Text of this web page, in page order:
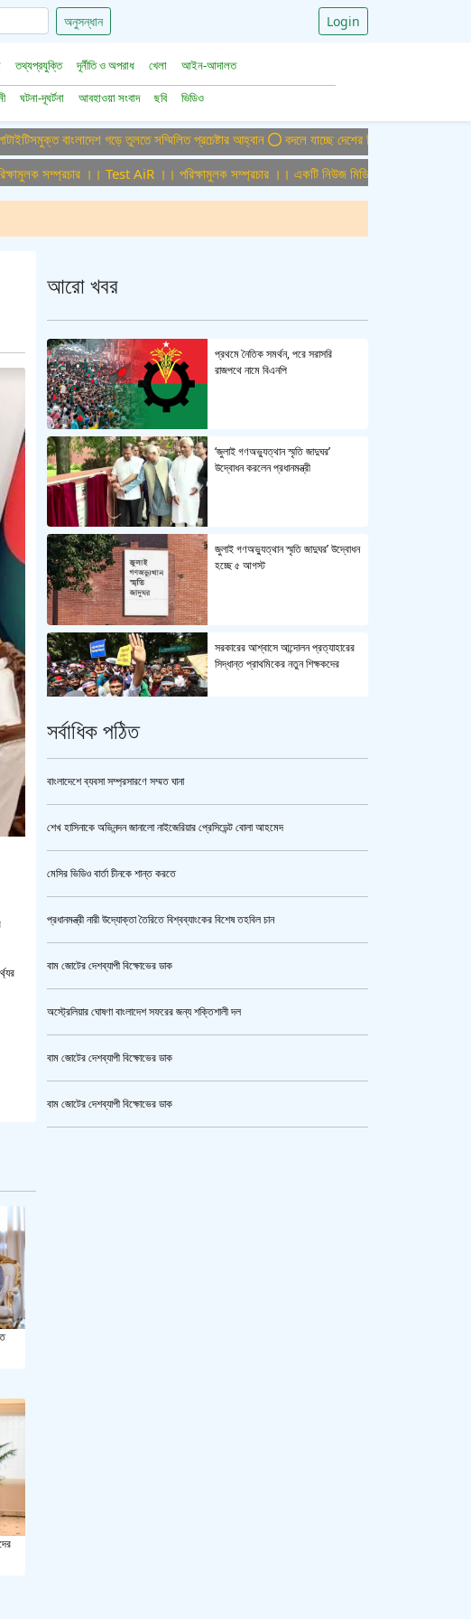
অনুসন্ধান Login
তথ্যপ্রযুক্তি দূর্নীতি ও অপরাধ খেলা
আইন-আদালত
ঘটনা-দূঘর্টনা আবহাওয়া সংবাদ ছবি ভিডিও
বাংলাদেশ গড়ে তুলতে সম্মিলিত প্রচেষ্টার আহ্বান বদলে যাচ্ছে দেশের বিমান ও পর্যটন খাত, ডিসেম্বরে
সম্প্রচার ।। Test AiR ।। পরিক্ষামুলক সম্প্রচার ।। একটি নিউজ মিডিয়া হাউজের জন্য অফিস
আরো খবর
প্রথমে নৈতিক সমর্থন, পরে সরাসরি
রাজপথে নামে বিএনপি
‘জুলাই গণঅভ্যুত্থান স্মৃতি জাদুঘর’
উদ্বোধন করলেন প্রধানমন্ত্রী
জুলাই গণঅভ্যুত্থান স্মৃতি জাদুঘর’ উদ্বোধন
হচ্ছে ৫ আগস্ট
সরকারের আশ্বাসে আন্দোলন প্রত্যাহারের
সিদ্ধান্ত প্রাথমিকের নতুন শিক্ষকদের
লাঠিয়াল বাহিনী নয় : স্বরাষ্ট্রমন্ত্রী
ক্যামেরার টান আজও অটুট, মঞ্চ-সিনেমা
এসএসসি ও সমমানের পরীক্ষার ফলাফল ১০
সর্বাধিক পঠিত
বাংলাদেশে ব্যবসা সম্প্রসারণে সম্মত ঘানা
শেখ হাসিনাকে অভিনন্দন জানালো নাইজেরিয়ার প্রেসিডেন্ট বোলা আহমেদ
মেসির ভিডিও বার্তা চীনকে শান্ত করতে
প্রধানমন্ত্রী নারী উদ্যোক্তা তৈরিতে বিশ্বব্যাংকের বিশেষ তহবিল চান
বাম জোটের দেশব্যাপী বিক্ষোভের ডাক
অস্ট্রেলিয়ার ঘোষণা বাংলাদেশ সফরের জন্য শক্তিশালী দল
বাম জোটের দেশব্যাপী বিক্ষোভের ডাক
বাম জোটের দেশব্যাপী বিক্ষোভের ডাক